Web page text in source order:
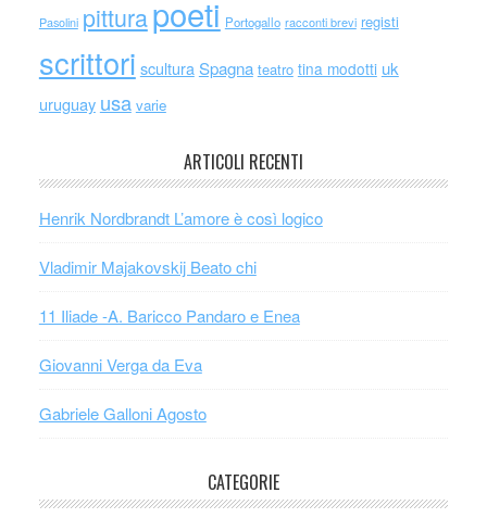
Pasolini pitturapoeti Portogallo racconti brevi registi
scrittori scultura Spagna teatro tina modotti uk
uruguay usa varie
ARTICOLI RECENTI
Henrik Nordbrandt L’amore è così logico
Vladimir Majakovskij Beato chi
11 Iliade -A. Baricco Pandaro e Enea
Giovanni Verga da Eva
Gabriele Galloni Agosto
CATEGORIE